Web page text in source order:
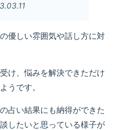
優しい雰囲気や話し方に対
け、悩みを解決できただけ
うです。
占い結果にも納得ができた
したいと思っている様子が